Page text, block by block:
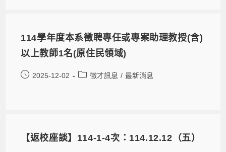
114學年度本系徵聘專任或專案助理教授(含)
以上教師1名(原住民領域)
2025-12-02 徵才訊息 / 最新消息
【返校座談】114-1-4次：114.12.12（五）